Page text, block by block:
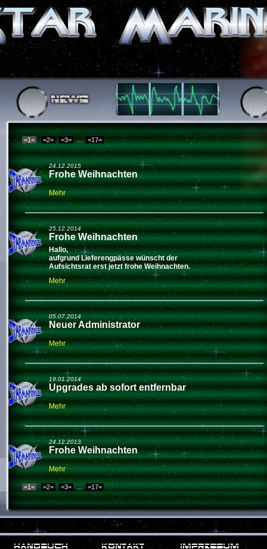
=2= =3= ... =17=
24.12.2015
Frohe Weihnachten
Mehr
25.12.2014
Frohe Weihnachten
Hallo,
aufgrund Lieferengpässe wünscht der
Aufsichtsrat erst jetzt frohe Weihnachten.
Mehr
05.07.2014
Neuer Administrator
Mehr
19.01.2014
Upgrades ab sofort entfernbar
Mehr
24.12.2013
Frohe Weihnachten
Mehr
=2= =3= ... =17=